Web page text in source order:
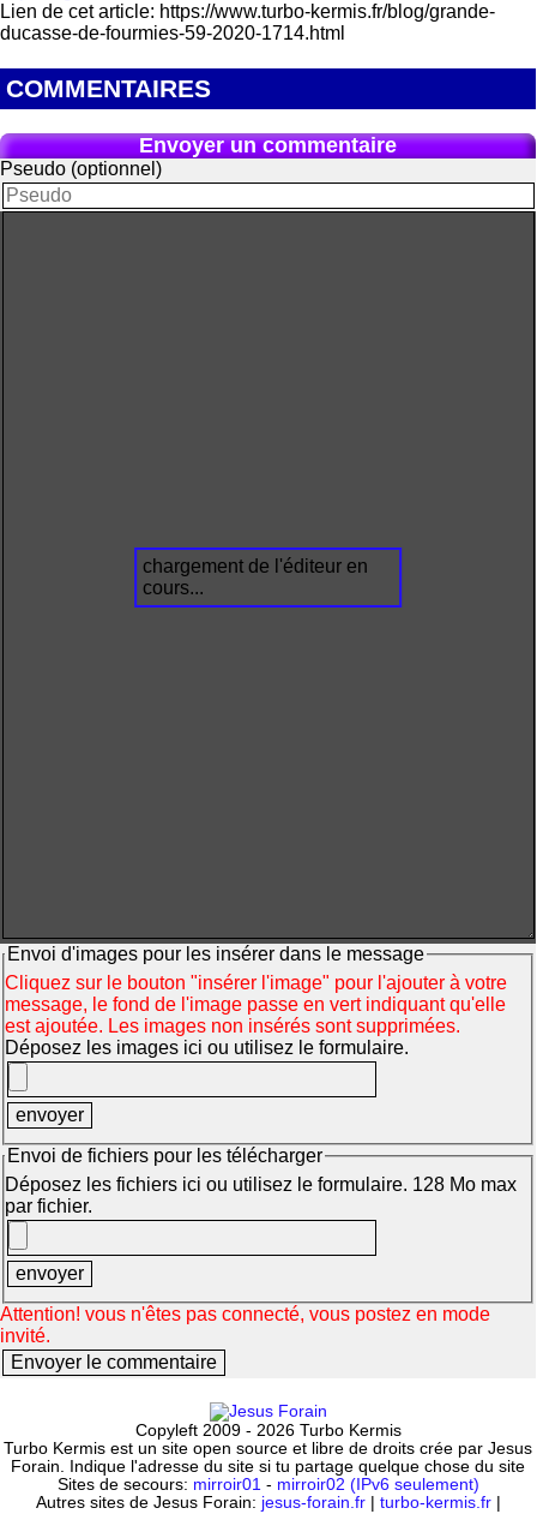
Lien de cet article: https://www.turbo-kermis.fr/blog/grande-
ducasse-de-fourmies-59-2020-1714.html
COMMENTAIRES
Envoyer un commentaire
Pseudo (optionnel)
chargement de l'éditeur en
cours...
Envoi d'images pour les insérer dans le message
Cliquez sur le bouton "insérer l'image" pour l'ajouter à votre
message, le fond de l'image passe en vert indiquant qu'elle
est ajoutée. Les images non insérés sont supprimées.
Déposez les images ici ou utilisez le formulaire.
Envoi de fichiers pour les télécharger
Déposez les fichiers ici ou utilisez le formulaire. 128 Mo max
par fichier.
Attention! vous n'êtes pas connecté, vous postez en mode
invité.
Copyleft 2009 - 2026 Turbo Kermis
Turbo Kermis est un site open source et libre de droits crée par Jesus
Forain. Indique l'adresse du site si tu partage quelque chose du site
Sites de secours: mirroir01 - mirroir02 (IPv6 seulement)
Autres sites de Jesus Forain: jesus-forain.fr| turbo-kermis.fr|